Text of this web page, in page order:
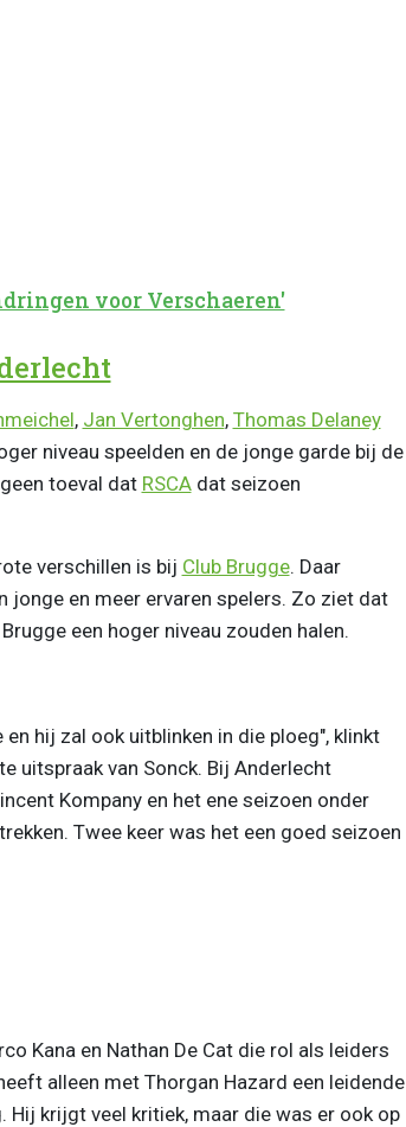
voor Verschaeren'
, Jan Vertonghen, Thomas Delaney
niveau speelden en de jonge garde bij de
toeval dat RSCAdat seizoen
verschillen is bij Club Brugge. Daar
jonge en meer ervaren spelers. Zo ziet dat
een hoger niveau zouden halen.
hij zal ook uitblinken in die ploeg", klinkt
uitspraak van Sonck. Bij Anderlecht
Kompany en het ene seizoen onder
Twee keer was het een goed seizoen
Kana en Nathan De Cat die rol als leiders
alleen met Thorgan Hazard een leidende
krijgt veel kritiek, maar die was er ook op